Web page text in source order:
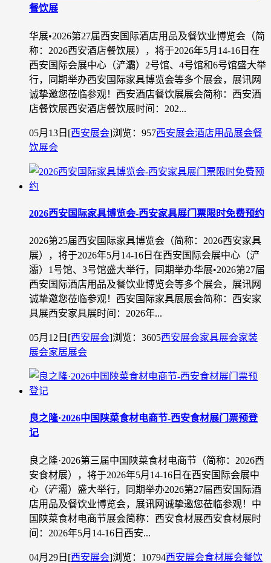
餐饮展
华展•2026第27届西安国际酒店用品及餐饮业博览会（简
称：2026西安酒店餐饮展），将于2026年5月14-16日在
西安国际会展中心（浐灞）2号馆、4号馆和6号馆盛大举
行，同期举办西安国际家具博览会等多个展会，展讯网
诚挚邀您莅临参观！西安酒店餐饮展展会简称：西安酒
店餐饮展西安酒店餐饮展时间：202...
05月13日 [西安展会]浏览：957西安展会酒店用品展会餐
饮展会
2026西安国际家具博览会-西安家具展门票限时免费预约
2026第25届西安国际家具博览会（简称：2026西安家具
展），将于2026年5月14-16日在西安国际会展中心（浐
灞）1号馆、3号馆盛大举行，同期举办华展•2026第27届
西安国际酒店用品及餐饮业博览会等多个展会，展讯网
诚挚邀您莅临参观！西安国际家具展展会简称：西安家
具展西安家具展时间：2026年...
05月12日 [西安展会]浏览：3605西安展会家具展会家装
展会家居展会
良之隆·2026中国陕菜食材电商节-西安食材展门票预登
记
良之隆·2026第三届中国陕菜食材电商节（简称：2026西
安食材展），将于2026年5月14-16日在西安国际会展中
心（浐灞）盛大举行，同期举办2026第27届西安国际酒
店用品及餐饮业博览会，展讯网诚挚邀您莅临参观！中
国陕菜食材电商节展会简称：西安食材展西安食材展时
间：2026年5月14-16日西安...
04月29日 [西安展会]浏览：10794西安展会食材展会餐饮